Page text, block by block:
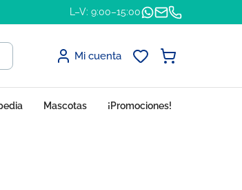
L–V: 9:00–15:00
Mi cuenta
Mascotas ¡Promociones!